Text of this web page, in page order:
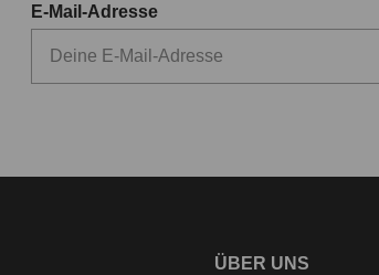
E-Mail-Adresse
ÜBER UNS